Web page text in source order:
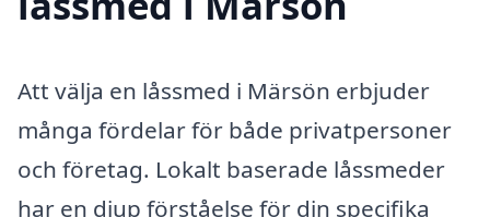
Att välja en låssmed i Märsön erbjuder
många fördelar för både privatpersoner
och företag. Lokalt baserade låssmeder
har en djup förståelse för din specifika